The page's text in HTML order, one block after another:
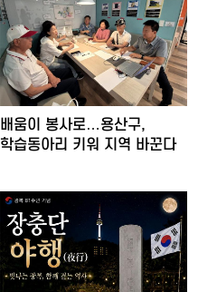
배움이 봉사로…용산구,
학습동아리 키워 지역 바꾼다